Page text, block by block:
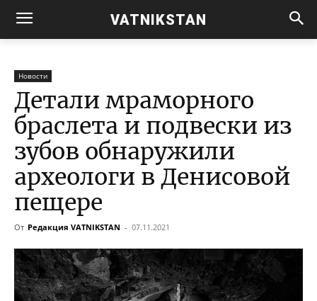
VATNIKSTAN
Новости
Детали мраморного
браслета и подвески из
зубов обнаружили
археологи в Денисовой
пещере
От Редакция VATNIKSTAN - 07.11.2021